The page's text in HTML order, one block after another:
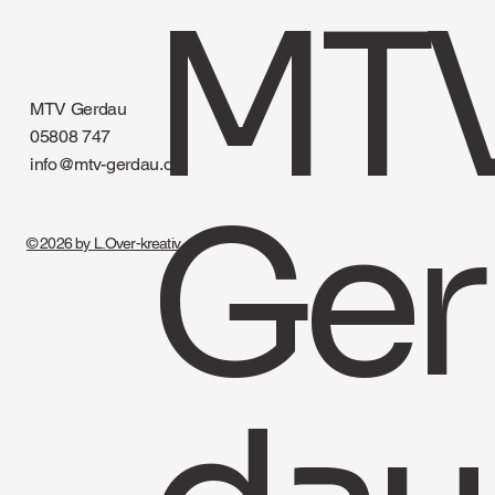
Ger
MTV Gerdau
05808 747
info@mtv-gerdau.de
© 2026 by L.Over-kreativ